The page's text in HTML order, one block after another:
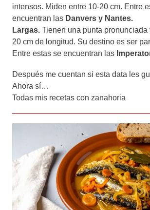
intensos. Miden entre 10-20 cm. Entre
encuentran las Danvers y Nantes.
Largas. Tienen una punta pronunciada
20 cm de longitud. Su destino es ser
Entre estas se encuentran las
Después me cuentan si esta data les
Ahora sí…
Todas mis recetas con zanahoria